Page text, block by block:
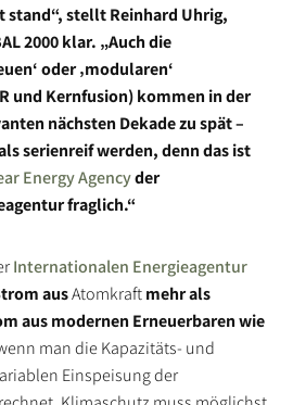
stellt Reinhard Uhrig,
2000 klar. „Auch die
oder ‚modularen‘
und Kernfusion) kommen in der
nächsten Dekade zu spät –
serienreif werden, denn das ist
Energy Agencyder
fraglich.“
Internationalen Energieagentur
ausAtomkraftmehr als
aus modernen Erneuerbaren wie
man die Kapazitäts- und
Einspeisung der